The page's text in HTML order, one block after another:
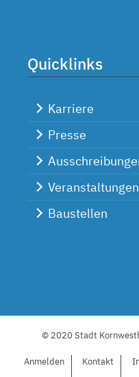
Quicklinks
Karriere
Presse
Veranstaltungen
Baustellen
© 2020 Stadt
Anmelden Kontakt I